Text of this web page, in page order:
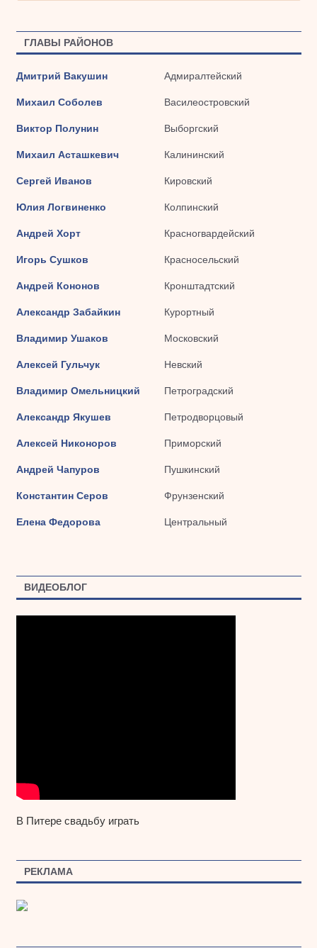
ГЛАВЫ РАЙОНОВ
Дмитрий Вакушин Адмиралтейский
Михаил Соболев Василеостровский
Виктор Полунин Выборгский
Михаил Асташкевич Калининский
Сергей Иванов Кировский
Юлия Логвиненко Колпинский
Андрей Хорт Красногвардейский
Игорь Сушков Красносельский
Андрей Кононов Кронштадтский
Александр Забайкин Курортный
Владимир Ушаков Московский
Алексей Гульчук Невский
Владимир Омельницкий Петроградский
Александр Якушев Петродворцовый
Алексей Никоноров Приморский
Андрей Чапуров Пушкинский
Константин Серов Фрунзенский
Елена Федорова Центральный
ВИДЕОБЛОГ
В Питере свадьбу играть
РЕКЛАМА